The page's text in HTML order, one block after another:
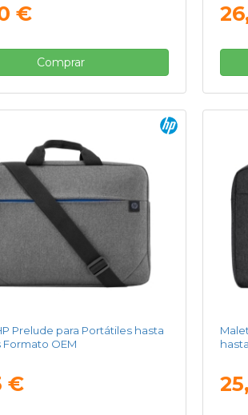
€
Comprar
Prelude para Portátiles hasta
Formato OEM
€